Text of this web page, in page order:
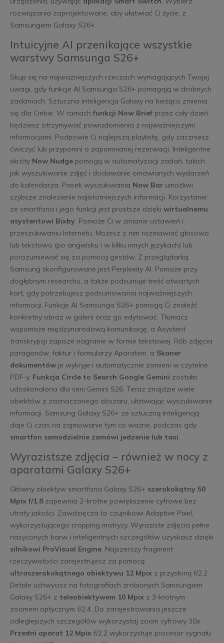
rozwiązania zaprojektowane, aby ułatwiać Ci życie, z
Samsungiem Galaxy S26+.
Intuicyjne AI przenikające wszystkie
warstwy Samsunga S26+
Skup się na najważniejszych rzeczach wymagających Twojej
uwagi, gdy funkcje AI Samsunga S26+ pomagają w drobnych
zadaniach. Sztuczna inteligencja Galaxy na bieżąco zmienia
się dla Ciebie. W ramachfunkcji Now Briefprzez cały dzień
będziesz otrzymywać powiadomienia z najważniejszymi
informacjami. Podpowie Ci najlepszą playlistę, gdy zaczniesz
ćwiczyć lub przypomni o zapomnianej rezerwacji. Inteligentne
skróty Now Nudgepomogą w automatyzacji zadań, takich
jak wyszukiwanie zdjęć i dodawanie omawianych wydarzeń
do kalendarza. Pasek wyszukiwania Now Barumożliwi
szybsze znalezienie najistotniejszych informacji. Korzystanie
ze smartfona i jego funkcji jest prostsze dzięki wirtualnemu
asystentowi Bixby. Pomoże Ci w zmianie ustawień i
przeszukiwaniu Internetu. Możesz z nim rozmawiać głosowo
lub tekstowo (po angielsku i w kilku innych językach) lub
porozumiewać się za pomocą gestów. Z przeglądarką
Samsung skonfigurowane jest Perplexity AI. Pomoże przy
dogłębnym researchu, a także podsumuje treść otwartych
kart, gdy potrzebujesz podsumowania najważniejszych
informacji. Funkcje AI Samsunga S26+ pomogą Ci znaleźć
konkretny obraz w galerii oraz go edytować. Tłumacz
wspomoże międzynarodową komunikację, a Asystent
transkrypcji zapisze nagranie w formie tekstowej. Rób zdjęcia
paragonów, faktur i formularzy Aparatem, a Skaner
dokumentówje wykryje i automatycznie zamieni w czytelne
PDF-y. Funkcja Circle to Search Google Gemini została
udoskonalona dla serii Gemini S26. Teraz znajdzie wiele
obiektów z zaznaczonego obszaru, ułatwiając wyszukiwanie
informacji. Samsung Galaxy S26+ ze sztuczną inteligencją
daje Ci czas na zajmowanie tym co ważne, podczas gdy
smartfon samodzielnie zamówi jedzenie lub taxi.
Wyrazistsze zdjęcia – również w nocy z
aparatami Galaxy S26+
Główny obiektyw smartfona Galaxy S26+ szerokokątny 50
Mpix f/1.8zapewnia 2-krotne powiększenie cyfrowe bez
utraty jakości. Zawdzięcza to czujnikowi Adaptive Pixel,
wykorzystującego cropping matrycy. Wyraziste zdjęcia pełne
nasyconych barw i inteligentnych szczegółów uzyskasz dzięki
silnikowi ProVisual Engine. Najszerszy fragment
rzeczywistości zarejestrujesz za pomocą
ultraszerokokątnego obiektywu 12 Mpixz przysłoną f/2.2.
Detale uchwycisz na fotografiach zrobionych Samsungiem
Galaxy S26+ z teleobiektywem 10 Mpixz 3-krotnym
zoomem optycznym f/2.4. Do zarejestrowania jeszcze
odleglejszych szczegółów wykorzystaj zoom cyfrowy 30x.
Przedni aparat 12 Mpix f/2.2 wykorzystuje procesor sygnału